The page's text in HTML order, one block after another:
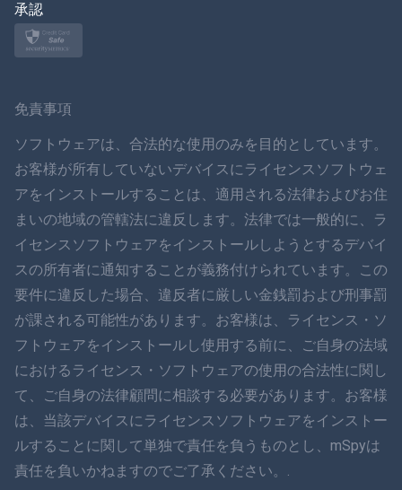
ภาษาไทย
简体中文
ダンスク
हिंदी
עברית
ロマン
Ελληνικά
ベトナム語
承認
免責事項
ソフトウェアは、合法的な使用のみを目的としています。
お客様が所有していないデバイスにライセンスソフトウェ
アをインストールすることは、適用される法律およびお住
まいの地域の管轄法に違反します。法律では一般的に、ラ
イセンスソフトウェアをインストールしようとするデバイ
スの所有者に通知することが義務付けられています。この
要件に違反した場合、違反者に厳しい金銭罰および刑事罰
が課される可能性があります。お客様は、ライセンス・ソ
フトウェアをインストールし使用する前に、ご自身の法域
におけるライセンス・ソフトウェアの使用の合法性に関し
て、ご自身の法律顧問に相談する必要があります。お客様
は、当該デバイスにライセンスソフトウェアをインストー
ルすることに関して単独で責任を負うものとし、mSpyは
責任を負いかねますのでご了承ください。.